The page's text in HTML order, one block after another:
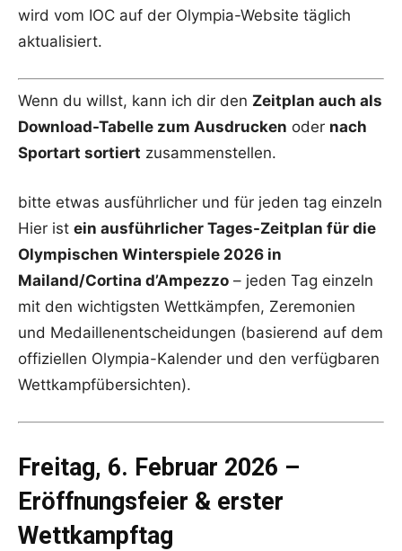
wird vom IOC auf der Olympia-Website täglich
aktualisiert.
Wenn du willst, kann ich dir den Zeitplan auch als
Download-Tabelle zum Ausdrucken oder nach
Sportart sortiert zusammenstellen.
bitte etwas ausführlicher und für jeden tag einzeln
Hier ist ein ausführlicher Tages-Zeitplan für die
Olympischen Winterspiele 2026 in
Mailand/Cortina d’Ampezzo – jeden Tag einzeln
mit den wichtigsten Wettkämpfen, Zeremonien
und Medaillenentscheidungen (basierend auf dem
offiziellen Olympia-Kalender und den verfügbaren
Wettkampfübersichten).
Freitag, 6. Februar 2026 –
Eröffnungsfeier & erster
Wettkampftag